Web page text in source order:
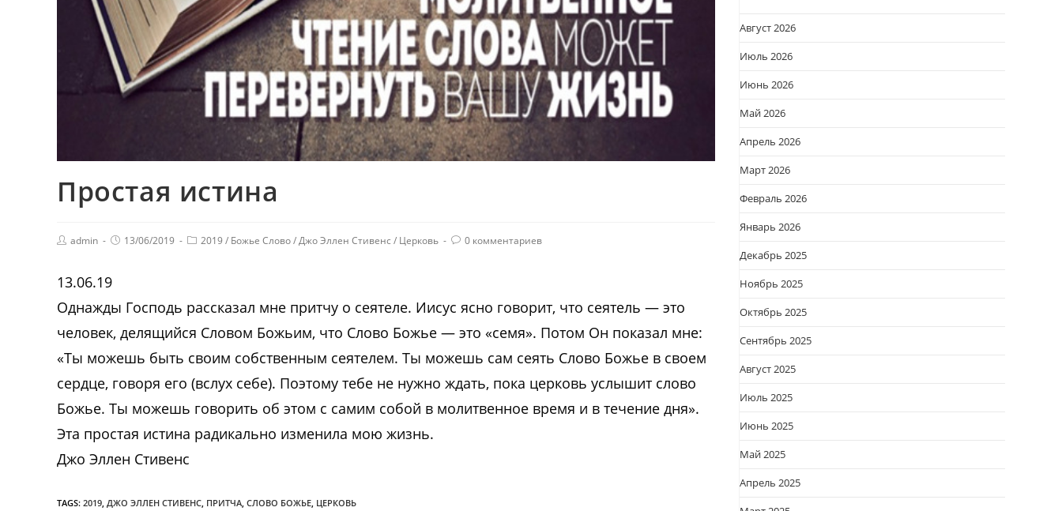
Простая истина
admin 13/06/2019 2019/ Божье Слово/Джо Эллен Стивенс / Церковь 0 комментариев
13.06.19
Однажды Господь рассказал мне притчу о сеятеле. Иисус ясно говорит, что сеятель — это
человек, делящийся Словом Божьим, что Слово Божье — это «семя». Потом Он показал мне:
«Ты можешь быть своим собственным сеятелем. Ты можешь сам сеять Слово Божье в своем
сердце, говоря его (вслух себе). Поэтому тебе не нужно ждать, пока церковь услышит слово
Божье. Ты можешь говорить об этом с самим собой в молитвенное время и в течение дня».
Эта простая истина радикально изменила мою жизнь.
Джо Эллен Стивенс
TAGS: 2019 ДЖО ЭЛЛЕН СТИВЕНС ПРИТЧА СЛОВО БОЖЬЕ ЦЕРКОВЬ
Август 2026
Июль 2026
Июнь 2026
Май 2026
Апрель 2026
Март 2026
Февраль 2026
Январь 2026
Декабрь 2025
Ноябрь 2025
Октябрь 2025
Сентябрь 2025
Август 2025
Июль 2025
Июнь 2025
Май 2025
Апрель 2025